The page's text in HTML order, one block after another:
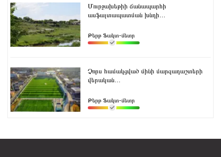
Մուրջախեթիի ճանապարհի
ասֆալտապատման խնդի...
Թերթ Ֆակտ-մետր
Չորս համակցված մինի մարզադաշտերի
վերական...
Թերթ Ֆակտ-մետր